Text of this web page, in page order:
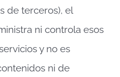
de terceros), el
ni controla esos
y no es
ni de